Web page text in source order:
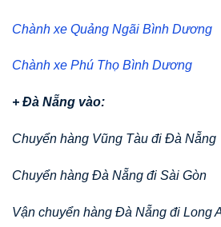
Chành xe Quảng Ngãi Bình Dương
Chành xe Phú Thọ Bình Dương
+ Đà Nẵng vào:
Chuyển hàng Vũng Tàu đi Đà Nẵng
Chuyển hàng Đà Nẵng đi Sài Gòn
Vận chuyển hàng Đà Nẵng đi Long